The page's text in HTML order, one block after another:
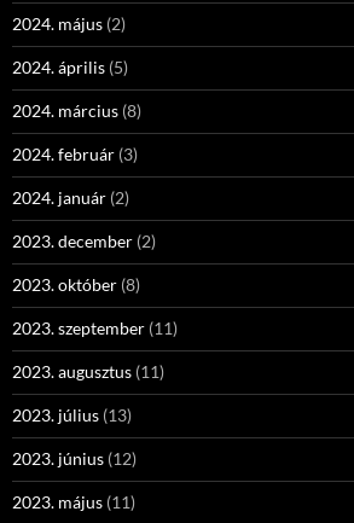
2024. május (2)
2024. április (5)
2024. március (8)
2024. február (3)
2024. január (2)
2023. december (2)
2023. október (8)
2023. szeptember (11)
2023. augusztus (11)
2023. július (13)
2023. június (12)
2023. május (11)